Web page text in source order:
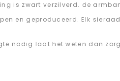
is zwart verzilverd. de
en geproduceerd. Elk
nodig laat het weten dan